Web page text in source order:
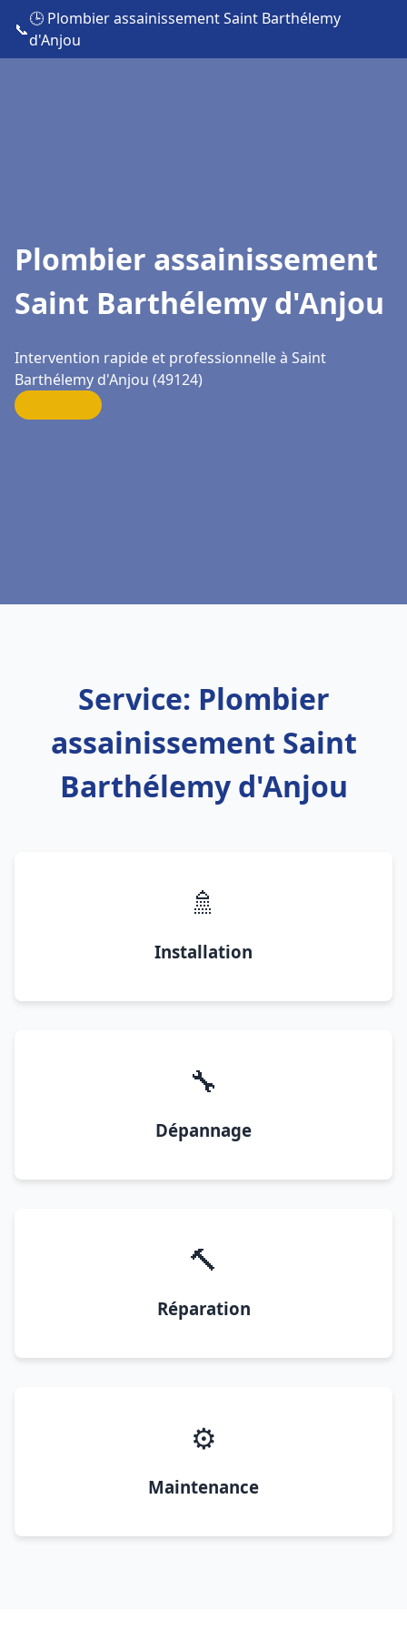
📞
🕒 Plombier assainissement Saint Barthélemy
d'Anjou
Plombier assainissement
Saint Barthélemy d'Anjou
Intervention rapide et professionnelle à Saint
Barthélemy d'Anjou (49124)
Service: Plombier
assainissement Saint
Barthélemy d'Anjou
🚿
Installation
🔧
Dépannage
🔨
Réparation
⚙️
Maintenance